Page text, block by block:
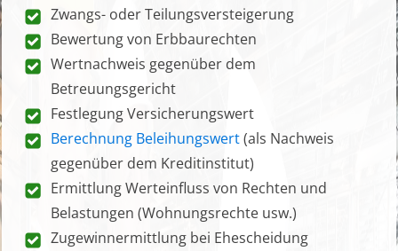
Zwangs- oder Teilungsversteigerung
Bewertung von Erbbaurechten
Wertnachweis gegenüber dem
Betreuungsgericht
Festlegung Versicherungswert
Berechnung Beleihungswert(als Nachweis
gegenüber dem Kreditinstitut)
Ermittlung Werteinfluss von Rechten und
Belastungen (Wohnungsrechte usw.)
Zugewinnermittlung bei Ehescheidung